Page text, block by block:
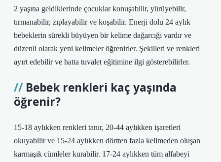
2 yaşına geldiklerinde çocuklar konuşabilir, yürüyebilir,
tırmanabilir, zıplayabilir ve koşabilir. Enerji dolu 24 aylık
bebeklerin sürekli büyüyen bir kelime dağarcığı vardır ve
düzenli olarak yeni kelimeler öğrenirler. Şekilleri ve renkleri
ayırt edebilir ve hatta tuvalet eğitimine ilgi gösterebilirler.
Bebek renkleri kaç yaşında
öğrenir?
15-18 aylıkken renkleri tanır, 20-44 aylıkken işaretleri
okuyabilir ve 15-24 aylıkken dörtten fazla kelimeden oluşan
karmaşık cümleler kurabilir. 17-24 aylıkken tüm alfabeyi